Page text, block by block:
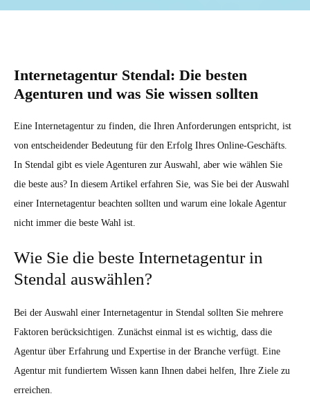
Internetagentur Stendal: Die besten
Agenturen und was Sie wissen sollten
Eine Internetagentur zu finden, die Ihren Anforderungen entspricht, ist
von entscheidender Bedeutung für den Erfolg Ihres Online-Geschäfts.
In Stendal gibt es viele Agenturen zur Auswahl, aber wie wählen Sie
die beste aus? In diesem Artikel erfahren Sie, was Sie bei der Auswahl
einer Internetagentur beachten sollten und warum eine lokale Agentur
nicht immer die beste Wahl ist.
Wie Sie die beste Internetagentur in
Stendal auswählen?
Bei der Auswahl einer Internetagentur in Stendal sollten Sie mehrere
Faktoren berücksichtigen. Zunächst einmal ist es wichtig, dass die
Agentur über Erfahrung und Expertise in der Branche verfügt. Eine
Agentur mit fundiertem Wissen kann Ihnen dabei helfen, Ihre Ziele zu
erreichen.